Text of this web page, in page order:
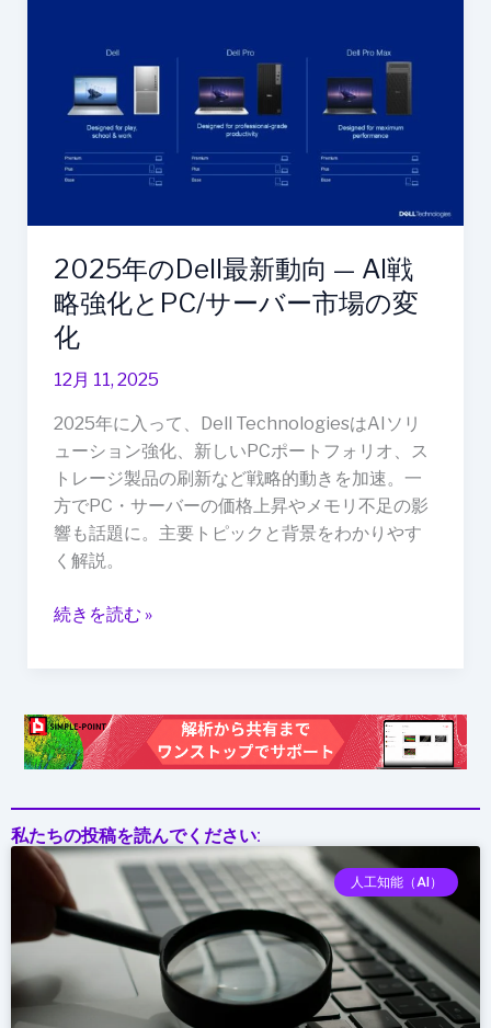
2025年のDell最新動向 — AI戦
略強化とPC/サーバー市場の変
化
12月 11, 2025
2025年に入って、Dell TechnologiesはAIソリ
ューション強化、新しいPCポートフォリオ、ス
トレージ製品の刷新など戦略的動きを加速。一
方でPC・サーバーの価格上昇やメモリ不足の影
響も話題に。主要トピックと背景をわかりやす
く解説。
Dell
動
向
戦
略
強
化
と
サ
ー
バ
ー
市
場
変
続きを読む »
私たちの投稿を読んでください:
人工知能（AI）